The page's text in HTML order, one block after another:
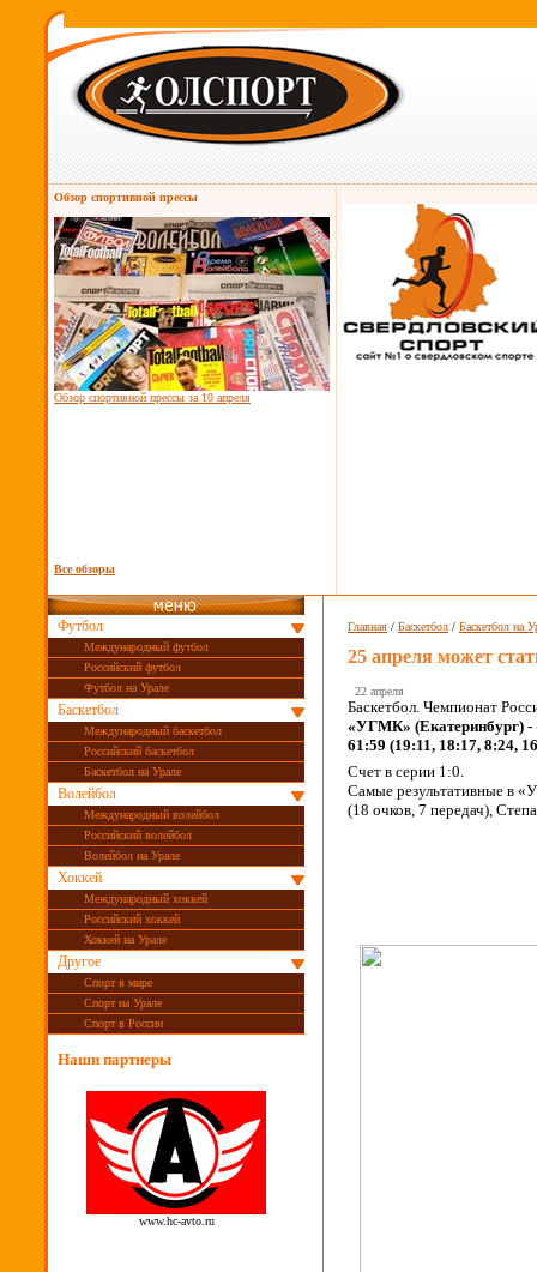
Обзор спортивной прессы
Обзор спортивной прессы за 10 апреля
Все обзоры
Футбол
Международный футбол
Российский футбол
Футбол на Урале
Баскетбол
Международный баскетбол
Российский баскетбол
Баскетбол на Урале
Волейбол
Международный волейбол
Российский волейбол
Волейбол на Урале
Хоккей
Международный хоккей
Российский хоккей
Хоккей на Урале
Другое
Спорт в мире
Спорт на Урале
Спорт в России
Наши партнеры
www.hc-avto.ru
Главная / Баскетбол / Баскетбол на
25 апреля может
22 апреля
Баскетбол. Чемпионат
«УГМК» (Екатеринбург) -
61:59 (19:11, 18:17, 8:24,
Счет в серии 1:0.
Самые результативные в
(18 очков, 7 передач),